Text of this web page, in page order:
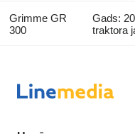
Grimme GR
300
Gads:
traktora